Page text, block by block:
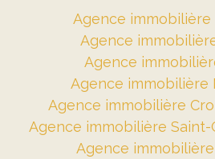
Agence immobilière
Agence
Agence
Agence immobilière
Agence immobilière
Agence immobilière
Agence